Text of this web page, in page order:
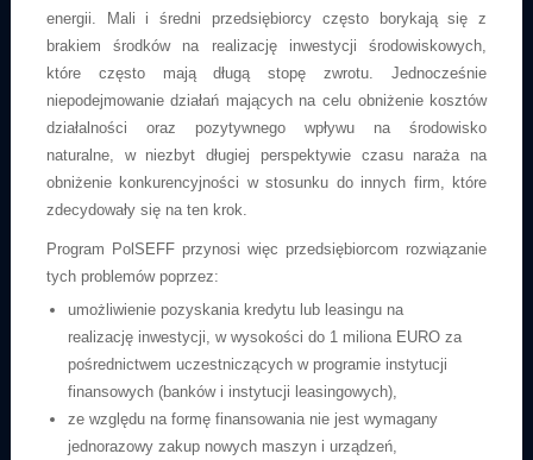
energii. Mali i średni przedsiębiorcy często borykają się z
brakiem środków na realizację inwestycji środowiskowych,
które często mają długą stopę zwrotu. Jednocześnie
niepodejmowanie działań mających na celu obniżenie kosztów
działalności oraz pozytywnego wpływu na środowisko
naturalne, w niezbyt długiej perspektywie czasu naraża na
obniżenie konkurencyjności w stosunku do innych firm, które
zdecydowały się na ten krok.
Program PolSEFF przynosi więc przedsiębiorcom rozwiązanie
tych problemów poprzez:
umożliwienie pozyskania kredytu lub leasingu na
realizację inwestycji, w wysokości do 1 miliona EURO za
pośrednictwem uczestniczących w programie instytucji
finansowych (banków i instytucji leasingowych),
ze względu na formę finansowania nie jest wymagany
jednorazowy zakup nowych maszyn i urządzeń,